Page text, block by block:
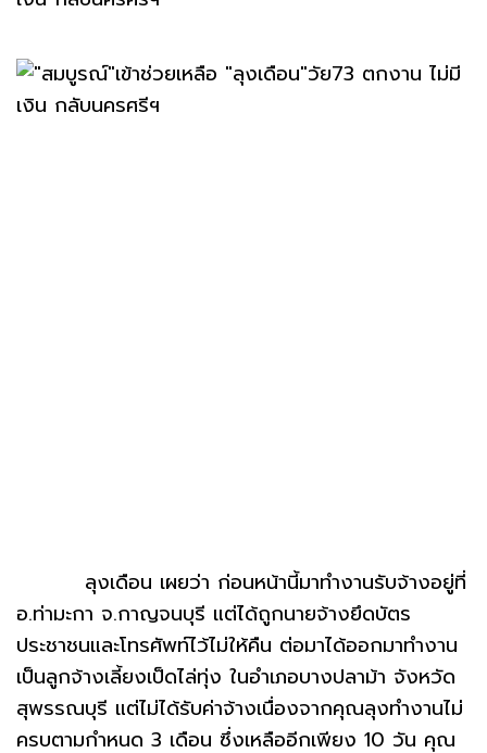
ลุงเดือน เผยว่า ก่อนหน้านี้มาทำงานรับจ้างอยู่ที่
อ.ท่ามะกา จ.กาญจนบุรี แต่ได้ถูกนายจ้างยึดบัตร
ประชาชนและโทรศัพท์ไว้ไม่ให้คืน ต่อมาได้ออกมาทำงาน
เป็นลูกจ้างเลี้ยงเป็ดไล่ทุ่ง ในอำเภอบางปลาม้า จังหวัด
สุพรรณบุรี แต่ไม่ได้รับค่าจ้างเนื่องจากคุณลุงทำงานไม่
ครบตามกำหนด 3 เดือน ซึ่งเหลืออีกเพียง 10 วัน คุณ